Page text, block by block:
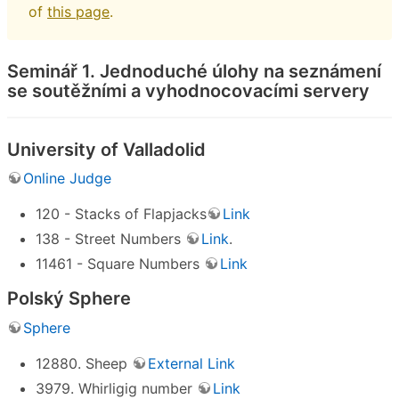
of this page.
Seminář 1. Jednoduché úlohy na seznámení
se soutěžními a vyhodnocovacími servery
University of Valladolid
Online Judge
120 - Stacks of Flapjacks
Link
138 - Street Numbers
Link.
11461 - Square Numbers
Link
Polský Sphere
Sphere
12880. Sheep
External Link
3979. Whirligig number
Link